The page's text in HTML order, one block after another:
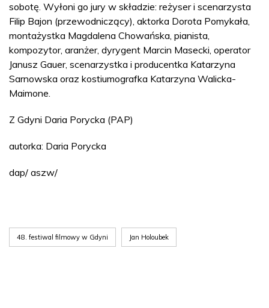
sobotę. Wyłoni go jury w składzie: reżyser i scenarzysta
Filip Bajon (przewodniczący), aktorka Dorota Pomykała,
montażystka Magdalena Chowańska, pianista,
kompozytor, aranżer, dyrygent Marcin Masecki, operator
Janusz Gauer, scenarzystka i producentka Katarzyna
Sarnowska oraz kostiumografka Katarzyna Walicka-
Maimone.
Z Gdyni Daria Porycka (PAP)
autorka: Daria Porycka
dap/ aszw/
48. festiwal filmowy w Gdyni Jan Holoubek